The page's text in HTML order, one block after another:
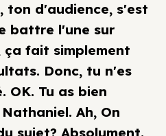
ton d'audience, s'est
battre l'une sur
fait simplement
Donc, tu n'es
OK. Tu as bien
Ah, On